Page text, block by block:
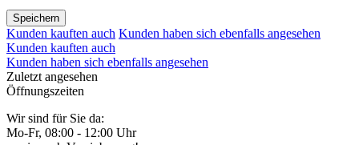
Speichern
Kunden kauften auch Kunden haben sich ebenfalls angesehen
Kunden kauften auch
Kunden haben sich ebenfalls angesehen
Zuletzt angesehen
Öffnungszeiten
Wir sind für Sie da:
Mo-Fr, 08:00 - 12:00 Uhr